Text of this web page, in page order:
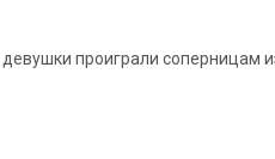
проиграли соперницам